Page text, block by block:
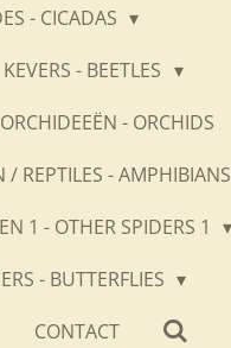
- CICADAS
KEVERS - BEETLES
ORCHIDEEËN - ORCHIDS
/ REPTILES - AMPHIBIANS
1 - OTHER SPIDERS 1
- BUTTERFLIES
CONTACT